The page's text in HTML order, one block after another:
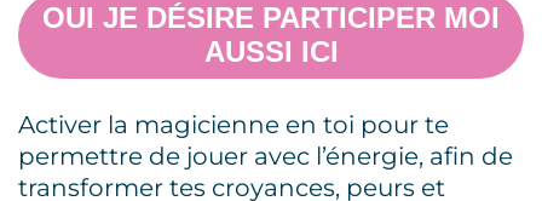
OUI JE DÉSIRE PARTICIPER MOI
AUSSI ICI
Activer la magicienne en toi pour te
permettre de jouer avec l’énergie, afin de
transformer tes croyances, peurs et